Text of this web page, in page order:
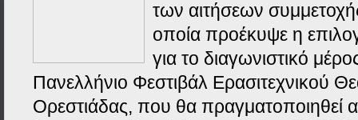
των αιτήσεων
οποία προέκυψε η
για το διαγωνιστικό
Πανελλήνιο Φεστιβάλ Ερασιτεχνικού
Ορεστιάδας, που θα πραγματοποιηθεί